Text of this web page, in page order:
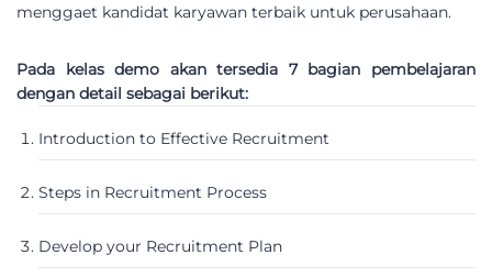
menggaet kandidat karyawan terbaik untuk perusahaan.
Pada kelas demo akan tersedia 7 bagian pembelajaran
dengan detail sebagai berikut:
Introduction to Effective Recruitment
Steps in Recruitment Process
Develop your Recruitment Plan